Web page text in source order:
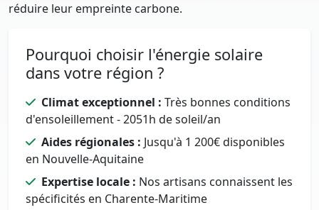
réduire leur empreinte carbone.
Pourquoi choisir l'énergie solaire
dans votre région ?
Climat exceptionnel : Très bonnes conditions
d'ensoleillement - 2051h de soleil/an
Aides régionales : Jusqu'à 1 200€ disponibles
en Nouvelle-Aquitaine
Expertise locale : Nos artisans connaissent les
spécificités en Charente-Maritime